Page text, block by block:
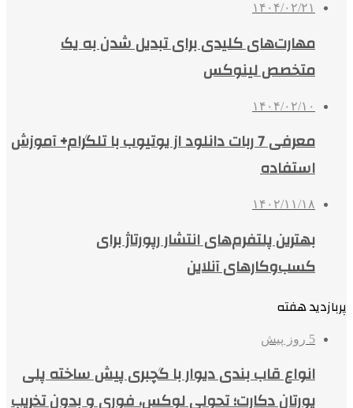
۱۴۰۴/۰۲/۲۱
مهارت‌های کلیدی برای تبدیل شدن به یک
متخصص لینوکس
۱۴۰۴/۰۲/۱۰
معرفی 7 ربات دانلود از یوتیوب با تلگرام+ آموزش
استفاده
۱۴۰۲/۱۱/۱۸
بهترین پلتفرم‌های انتشار رپورتاژ برای
کسب‌وکارهای آنلاین
پربازدید هفته
5 روز پیش
انواع قاب بندی دیوار با گچبری پیش ساخته پلی
یورتان دکارت؛ تحولی لوکس، فوری و بدون تخریب